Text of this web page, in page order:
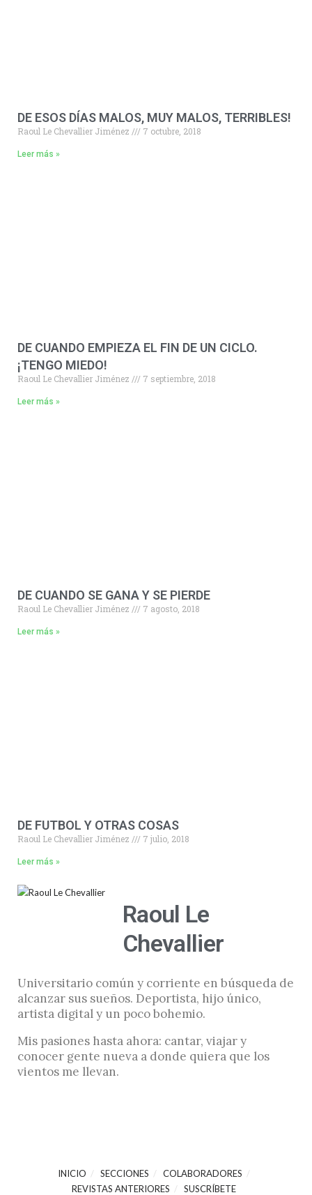
DE ESOS DÍAS MALOS, MUY MALOS, TERRIBLES!
Raoul Le Chevallier Jiménez 7 octubre, 2018
Leer más »
DE CUANDO EMPIEZA EL FIN DE UN CICLO.
¡TENGO MIEDO!
Raoul Le Chevallier Jiménez 7 septiembre, 2018
Leer más »
DE CUANDO SE GANA Y SE PIERDE
Raoul Le Chevallier Jiménez 7 agosto, 2018
Leer más »
DE FUTBOL Y OTRAS COSAS
Raoul Le Chevallier Jiménez 7 julio, 2018
Leer más »
Raoul Le
Chevallier
Universitario común y corriente en búsqueda de
alcanzar sus sueños. Deportista, hijo único,
artista digital y un poco bohemio.
Mis pasiones hasta ahora: cantar, viajar y
conocer gente nueva a donde quiera que los
vientos me llevan.
INICIO SECCIONES
COLABORADORES
REVISTAS ANTERIORES
SUSCRÍBETE